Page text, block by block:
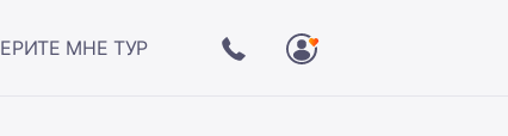
МНЕ ТУР